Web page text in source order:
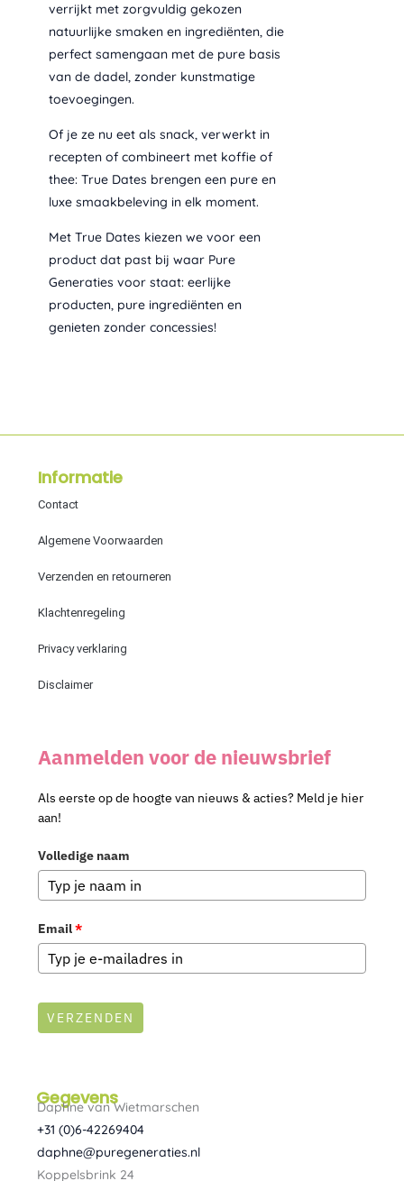
verrijkt met zorgvuldig gekozen
natuurlijke smaken en ingrediënten, die
perfect samengaan met de pure basis
van de dadel, zonder kunstmatige
toevoegingen.
Of je ze nu eet als snack, verwerkt in
recepten of combineert met koffie of
thee: True Dates brengen een pure en
luxe smaakbeleving in elk moment.
Met True Dates kiezen we voor een
product dat past bij waar Pure
Generaties voor staat: eerlijke
producten, pure ingrediënten en
genieten zonder concessies!
Gegevens
Daphne van Wietmarschen
+31 (0)6-42269404
daphne@puregeneraties.nl
Koppelsbrink 24
Informatie
Contact
Algemene Voorwaarden
Verzenden en retourneren
Klachtenregeling
Privacy verklaring
Disclaimer
Aanmelden voor de nieuwsbrief
Als eerste op de hoogte van nieuws & acties? Meld je hier
aan!
Volledige naam
Email*
VERZENDEN